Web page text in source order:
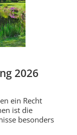
2026
ein Recht
ist die
besonders